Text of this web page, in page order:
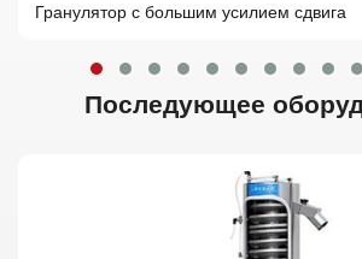
Гранулятор с большим усилием сдвига
Последующее